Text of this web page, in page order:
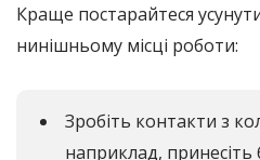
Краще постарайтеся
нинішньому місці роботи:
Зробіть контакти з
наприклад,